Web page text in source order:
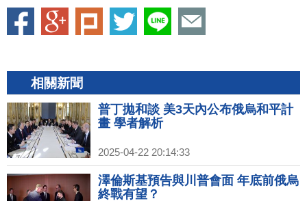
相關新聞
普丁拋和談 美3天內公布俄烏和平計
畫 學者解析
2025-04-22 20:14:33
澤倫斯基預告與川普會面 年底前俄烏
終戰有望？